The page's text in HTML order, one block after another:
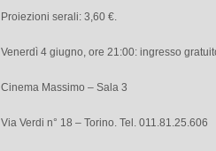
Proiezioni serali: 3,60 €.
Venerdì 4 giugno, ore 21:00: ingresso
Cinema Massimo – Sala 3
Via Verdi n° 18 – Torino. Tel. 011.81.25.606